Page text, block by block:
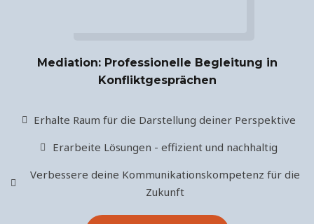
Mediation: Professionelle Begleitung in
Konfliktgesprächen
Erhalte Raum für die Darstellung deiner Perspektive
Erarbeite Lösungen - effizient und nachhaltig
Verbessere deine Kommunikationskompetenz für die
Zukunft